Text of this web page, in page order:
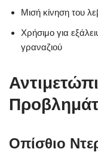
Μισή κίνηση του
Χρήσιμο για
γραναζιού
Οπίσθιο